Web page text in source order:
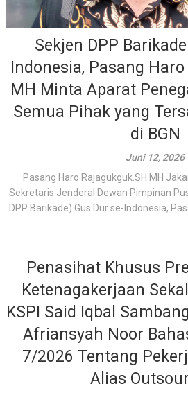
Sekjen DPP
Indonesia, Pasang
MH Minta Aparat
Semua Pihak yang
di BGN
Juni 12, 2026
Pasang Haro Rajagukguk.SH MH
Sekretaris Jenderal Dewan Pimpinan
DPP Barikade) Gus Dur se-Indonesia,
Penasihat Khusus
Ketenagakerjaan
KSPI Said Iqbal
Afriansyah Noor
7/2026 Tentang
Alias